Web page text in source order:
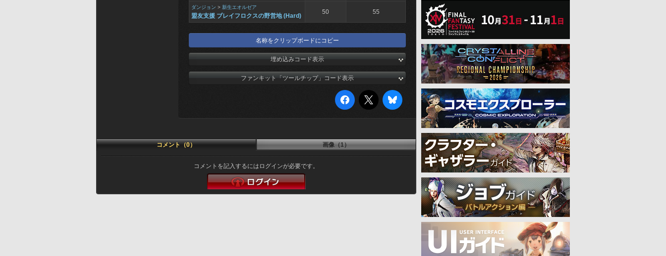
ダンジョン > 新生エオルゼア
盟友支援 ブレイフロクスの野営地 (Hard)
50 55
名称をクリップボードにコピー
埋め込みコード表示
ファンキット「ツールチップ」コード表示
コメント（0） 画像（1）
コメントを記入するにはログインが必要です。